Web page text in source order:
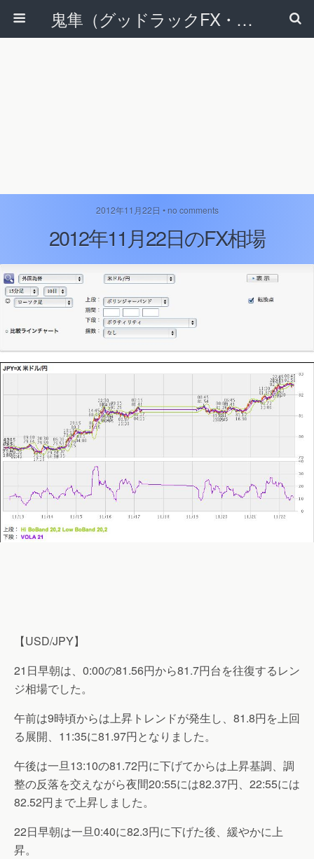
鬼隼（グッドラックFX・改）
2012年11月22日 • no comments
2012年11月22日のFX相場
【USD/JPY】
21日早朝は、0:00の81.56円から81.7円台を往復するレン
ジ相場でした。
午前は9時頃からは上昇トレンドが発生し、81.8円を上回
る展開、11:35に81.97円となりました。
午後は一旦13:10の81.72円に下げてからは上昇基調、調
整の反落を交えながら夜間20:55には82.37円、22:55には
82.52円まで上昇しました。
22日早朝は一旦0:40に82.3円に下げた後、緩やかに上
昇。